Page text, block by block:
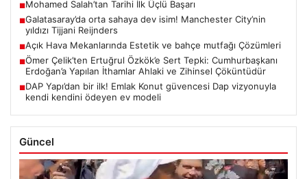
■Mohamed Salah’tan Tarihi İlk Üçlü Başarı
■Galatasaray’da orta sahaya dev isim! Manchester City’nin
yıldızı Tijjani Reijnders
■Açık Hava Mekanlarında Estetik ve bahçe mutfağı Çözümleri
■Ömer Çelik’ten Ertuğrul Özkök’e Sert Tepki: Cumhurbaşkanı
Erdoğan’a Yapılan İthamlar Ahlaki ve Zihinsel Çöküntüdür
■DAP Yapı’dan bir ilk! Emlak Konut güvencesi Dap vizyonuyla
kendi kendini ödeyen ev modeli
Güncel